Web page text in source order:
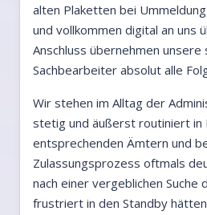
alten Plaketten bei
und vollkommen digital an uns
Anschluss übernehmen
Sachbearbeiter absolut alle
Wir stehen im Alltag der
stetig und äußerst routiniert in
entsprechenden Ämtern und
Zulassungsprozess oftmals
nach einer vergeblichen Suche
frustriert in den Standby